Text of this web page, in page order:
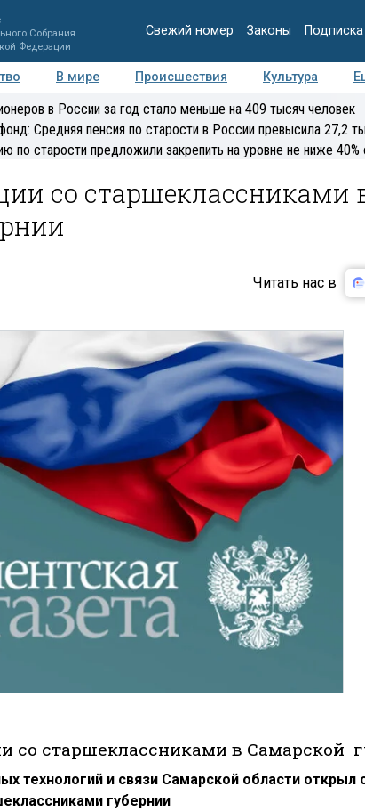
Собрания
Федерации
Свежий номер Законы Подписка
В мире Происшествия Культура
Регионы Медиацентр Интервью
в России за год стало меньше на 409 тысяч человек
Средняя пенсия по старости в России превысила 27,2
по старости предложили закрепить на уровне не ниже 40%
со старшеклассниками
Читать нас в
со старшеклассниками в Самарской
технологий и связи Самарской области открыл
губернии